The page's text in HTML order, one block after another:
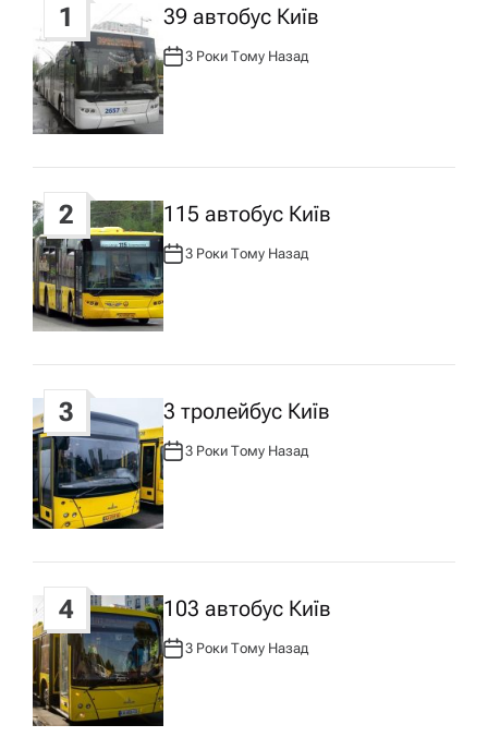
а
ц
і
я
з
а
п
и
с
у
1 39 автобус Київ
А
В
Т
О
Р
:
3 Роки Тому Назад
2 115 автобус Київ
А
Т
О
Р
:
3 Роки Тому Назад
3 3 тролейбус Київ
А
В
Т
О
Р
:
3 Роки Тому Назад
4 103 автобус Київ
А
В
Т
О
Р
:
3 Роки Тому Назад